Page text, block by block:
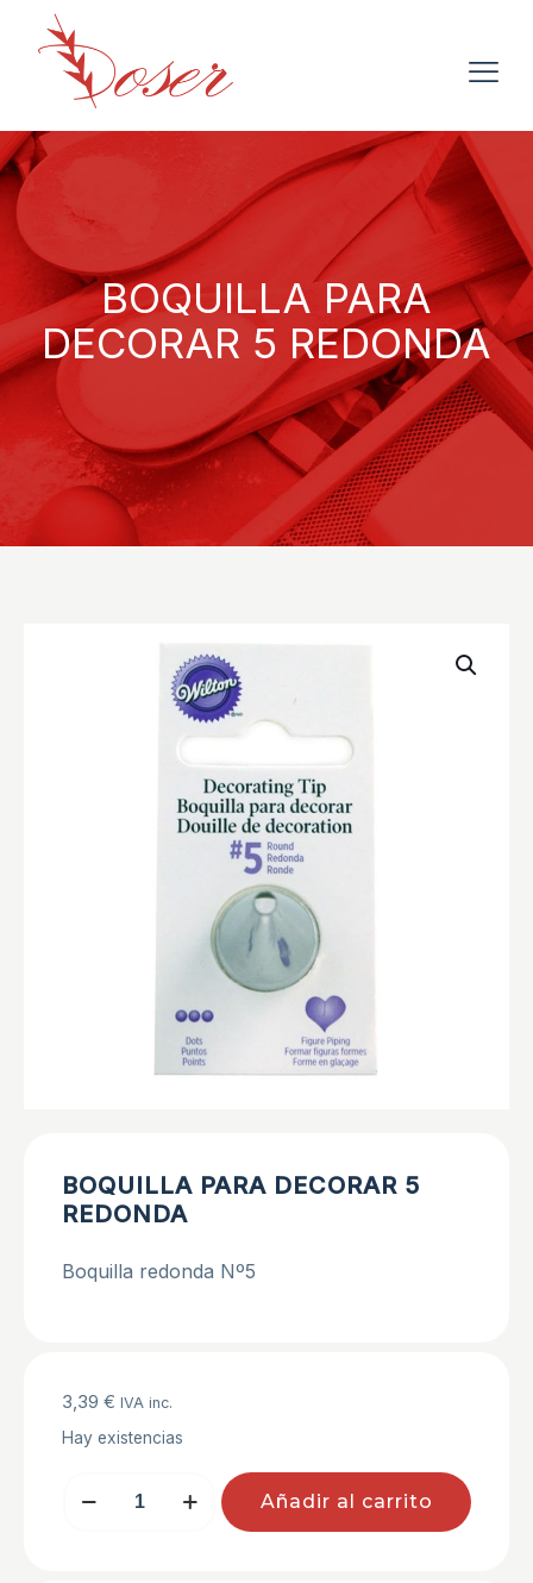
BOQUILLA PARA
DECORAR 5 REDONDA
BOQUILLA PARA DECORAR 5
REDONDA
Boquilla redonda Nº5
3,39 € IVA inc.
Hay existencias
PARA
Añadir al carrito